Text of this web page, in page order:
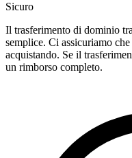
Sicuro
Il trasferimento di dominio
semplice. Ci assicuriamo
acquistando. Se il
un rimborso completo.